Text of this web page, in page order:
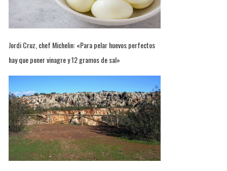
Jordi Cruz, chef Michelin: «Para pelar huevos perfectos
hay que poner vinagre y 12 gramos de sal»